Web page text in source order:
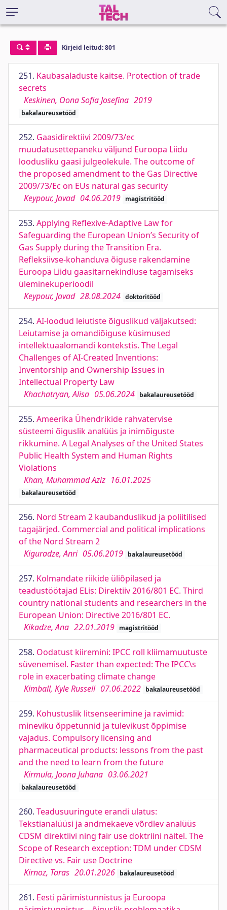
Kirjeid leitud: 801
251. Kaubasaladuste kaitse. Protection of trade
secrets
Keskinen, Oona Sofia Josefina 2019
bakalaureusetööd
252. Gaasidirektiivi 2009/73/ec
muudatusettepaneku väljund Euroopa Liidu
loodusliku gaasi julgeolekule. The outcome of
the proposed amendment to the Gas Directive
2009/73/Ec on EUs natural gas security
Keypour, Javad 04.06.2019 magistritööd
253. Applying Reflexive-Adaptive Law for
Safeguarding the European Union’s Security of
Gas Supply during the Transition Era.
Refleksiivse-kohanduva õiguse rakendamine
Euroopa Liidu gaasitarnekindluse tagamiseks
üleminekuperioodil
Keypour, Javad 28.08.2024 doktoritööd
254. AI-loodud leiutiste õiguslikud väljakutsed:
Leiutamise ja omandiõiguse küsimused
intellektuaalomandi kontekstis. The Legal
Challenges of AI-Created Inventions:
Inventorship and Ownership Issues in
Intellectual Property Law
Khachatryan, Alisa 05.06.2024 bakalaureusetööd
255. Ameerika Ühendrikide rahvatervise
süsteemi õiguslik analüüs ja inimõiguste
rikkumine. A Legal Analyses of the United States
Public Health System and Human Rights
Violations
Khan, Muhammad Aziz 16.01.2025
bakalaureusetööd
256. Nord Stream 2 kaubanduslikud ja poliitilised
tagajärjed. Commercial and political implications
of the Nord Stream 2
Kiguradze, Anri 05.06.2019 bakalaureusetööd
257. Kolmandate riikide üliõpilased ja
teadustöötajad ELis: Direktiiv 2016/801 EC. Third
country national students and researchers in the
European Union: Directive 2016/801 EC.
Kikadze, Ana 22.01.2019 magistritööd
258. Oodatust kiiremini: IPCC roll kliimamuutuste
süvenemisel. Faster than expected: The IPCC\s
role in exacerbating climate change
Kimball, Kyle Russell 07.06.2022 bakalaureusetööd
259. Kohustuslik litsenseerimine ja ravimid:
mineviku õppetunnid ja tulevikust õppimise
vajadus. Compulsory licensing and
pharmaceutical products: lessons from the past
and the need to learn from the future
Kirmula, Joona Juhana 03.06.2021
bakalaureusetööd
260. Teadusuuringute erandi ulatus:
Tekstianalüüsi ja andmekaeve võrdlev analüüs
CDSM direktiivi ning fair use doktriini näitel. The
Scope of Research exception: TDM under CDSM
Directive vs. Fair use Doctrine
Kirnoz, Taras 20.01.2026 bakalaureusetööd
261. Eesti pärimistunnistus ja Euroopa